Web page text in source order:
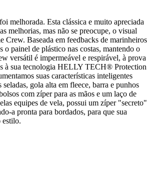
melhorada. Esta clássica e muito apreciada
melhorias, mas não se preocupe, o visual
Crew. Baseada em feedbacks de marinheiros
o painel de plástico nas costas, mantendo o
versátil é impermeável e respirável, à prova
à sua tecnologia HELLY TECH® Protection
suas características inteligentes
seladas, gola alta em fleece, barra e punhos
com zíper para as mãos e um laço de
equipes de vela, possui um zíper "secreto"
a pronta para bordados, para que sua
estilo.